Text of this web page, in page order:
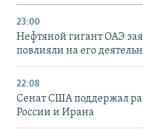
23:00
Нефтяной гигант ОАЭ
повлияли на его
22:08
Сенат США поддержал
России и Ирана